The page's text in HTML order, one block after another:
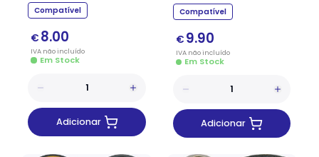
Compatível
€ 8.00
IVA nãoincluído
Em Stock
Adicionar
Compatível
€ 9.90
IVA nãoincluído
Em Stock
Adicionar